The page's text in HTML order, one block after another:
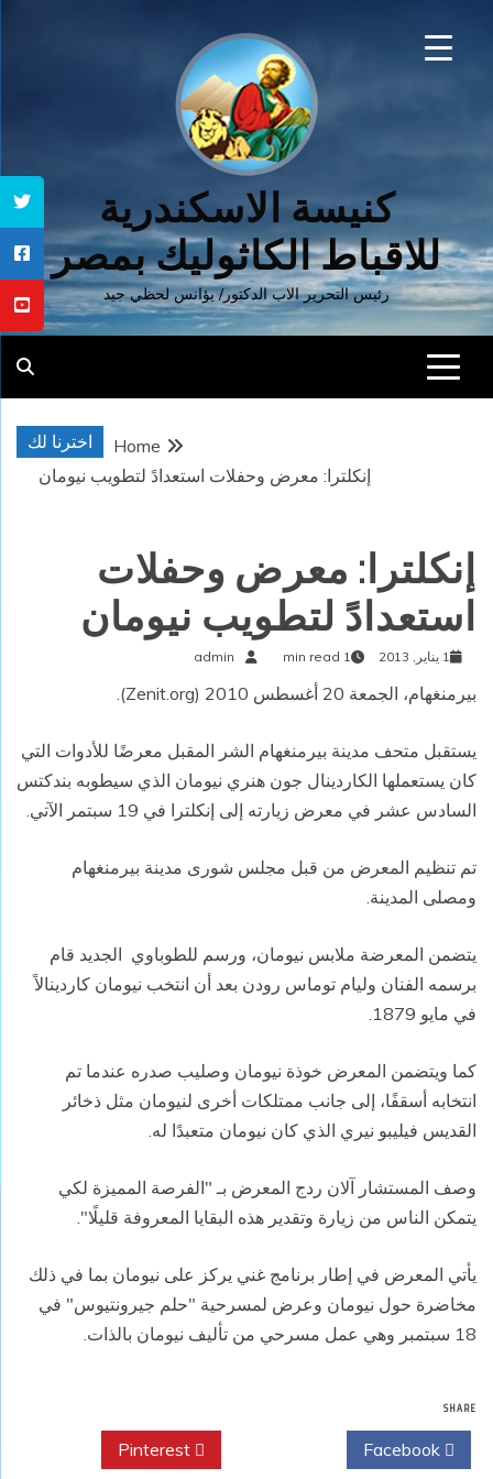
كنيسة الاسكندرية
للاقباط الكاثوليك بمصر
رئيس التحرير الاب الدكتور/ يؤانس لحظي جيد
اخترنا لك
Home
إنكلترا: معرض وحفلات استعدادً لتطويب نيومان
إنكلترا: معرض وحفلات
استعدادً لتطويب نيومان
1 يناير, 2013 1 min read
admin
بيرمنغهام، الجمعة 20 أغسطس 2010 (Zenit.org).
يستقبل متحف مدينة بيرمنغهام الشر المقبل معرضًا للأدوات التي
كان يستعملها الكاردينال جون هنري نيومان الذي سيطوبه بندكتس
السادس عشر في معرض زيارته إلى إنكلترا في 19 سبتمر الآتي.
تم تنظيم المعرض من قبل مجلس شورى مدينة بيرمنغهام
ومصلى المدينة.
يتضمن المعرضة ملابس نيومان، ورسم للطوباوي الجديد قام
برسمه الفنان وليام توماس رودن بعد أن انتخب نيومان كاردينالاً
في مايو 1879.
كما ويتضمن المعرض خوذة نيومان وصليب صدره عندما تم
انتخابه أسقفًا، إلى جانب ممتلكات أخرى لنيومان مثل ذخائر
القديس فيليبو نيري الذي كان نيومان متعبدًا له.
وصف المستشار آلان ردج المعرض بـ "الفرصة المميزة لكي
يتمكن الناس من زيارة وتقدير هذه البقايا المعروفة قليلًا".
يأتي المعرض في إطار برنامج غني يركز على نيومان بما في ذلك
مخاضرة حول نيومان وعرض لمسرحية "حلم جيرونتيوس" في
18 سبتمبر وهي عمل مسرحي من تأليف نيومان بالذات.
SHARE